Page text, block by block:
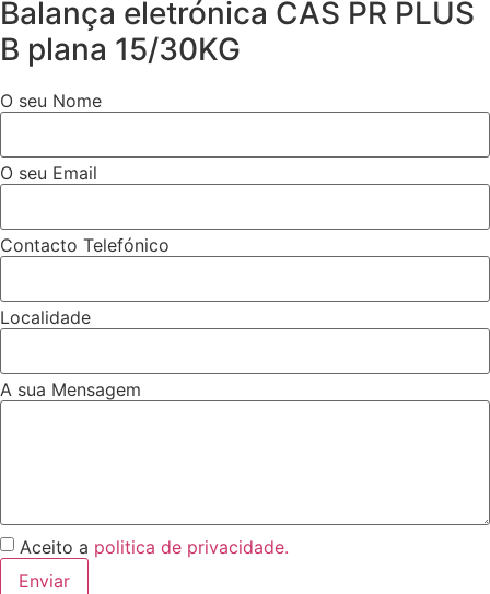
Balança eletrónica CAS PR PLUS
B plana 15/30KG
O seu Nome
O seu Email
Contacto Telefónico
Localidade
A sua Mensagem
Aceito a politica de privacidade.
Enviar